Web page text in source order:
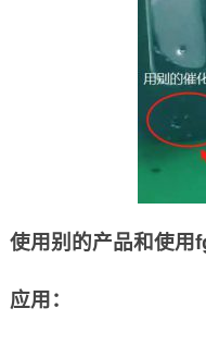
使用别的产品和使用
应用：